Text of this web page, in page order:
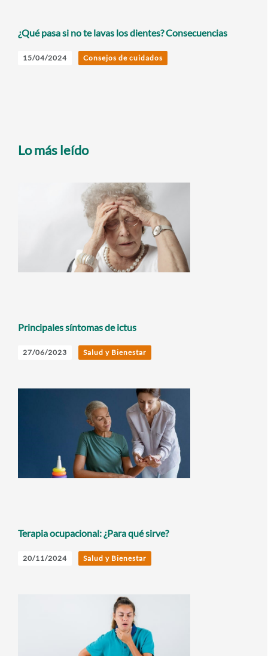
¿Qué pasa si no te lavas los dientes? Consecuencias
15/04/2024 Consejos de cuidados
Lo más leído
Principales síntomas de ictus
27/06/2023 Salud y Bienestar
Terapia ocupacional: ¿Para qué sirve?
20/11/2024 Salud y Bienestar